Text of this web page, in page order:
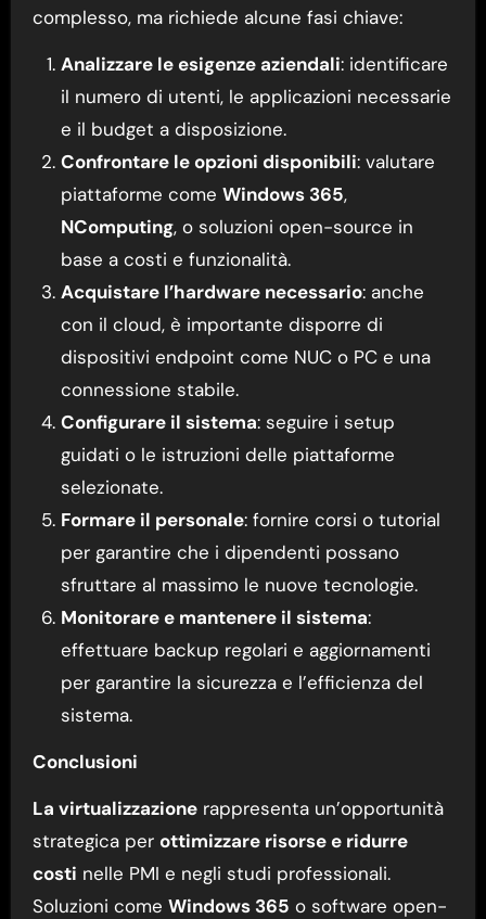
complesso, ma richiede alcune fasi chiave:
Analizzare le esigenze aziendali: identificare
il numero di utenti, le applicazioni necessarie
e il budget a disposizione.
Confrontare le opzioni disponibili: valutare
piattaforme come Windows 365,
NComputing, o soluzioni open-source in
base a costi e funzionalità.
Acquistare l’hardware necessario: anche
con il cloud, è importante disporre di
dispositivi endpoint come NUC o PC e una
connessione stabile.
Configurare il sistema: seguire i setup
guidati o le istruzioni delle piattaforme
selezionate.
Formare il personale: fornire corsi o tutorial
per garantire che i dipendenti possano
sfruttare al massimo le nuove tecnologie.
Monitorare e mantenere il sistema:
effettuare backup regolari e aggiornamenti
per garantire la sicurezza e l’efficienza del
sistema.
Conclusioni
La virtualizzazionerappresenta un’opportunità
strategica per ottimizzare risorse e ridurre
costi nelle PMI e negli studi professionali.
Soluzioni come Windows 365 o software open-